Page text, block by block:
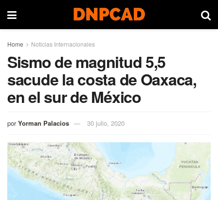
Home Noticias Internacionales
Sismo de magnitud 5,5
sacude la costa de Oaxaca,
en el sur de México
por Yorman Palacios 30 julio, 2020